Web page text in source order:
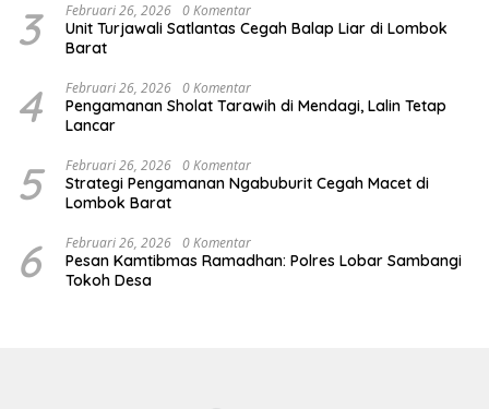
3 Februari 26, 2026 0 Komentar
Unit Turjawali Satlantas Cegah Balap Liar di Lombok
Barat
4 Februari 26, 2026 0 Komentar
Pengamanan Sholat Tarawih di Mendagi, Lalin Tetap
Lancar
5 Februari 26, 2026 0 Komentar
Strategi Pengamanan Ngabuburit Cegah Macet di
Lombok Barat
6 Februari 26, 2026 0 Komentar
Pesan Kamtibmas Ramadhan: Polres Lobar Sambangi
Tokoh Desa